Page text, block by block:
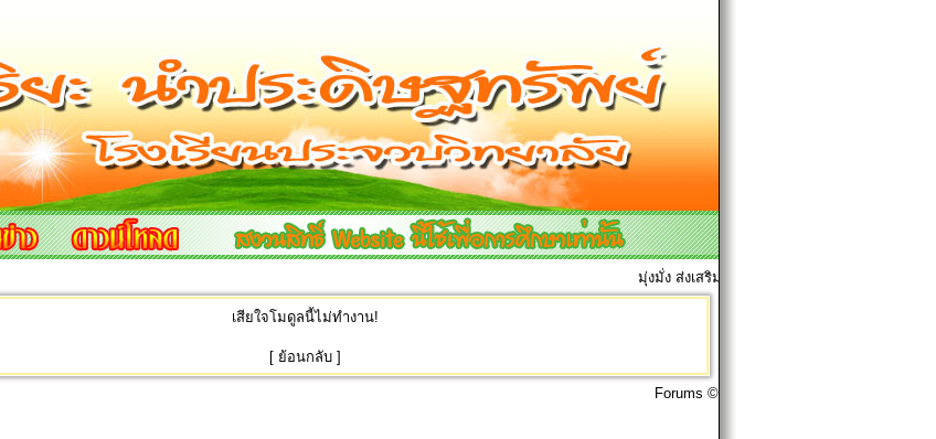
มุ่งมั่ง ส่งเสริมมการเรียนการสอน เพื่อศิษย์ทุกคน
เสียใจโมดูลนี้ไม่ทำงาน!
[ ย้อนกลับ]
Forums ©